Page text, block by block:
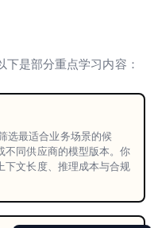
下是部分重点学习内容：
选最适合业务场景的候
不同供应商的模型版本。你
下文长度、推理成本与合规